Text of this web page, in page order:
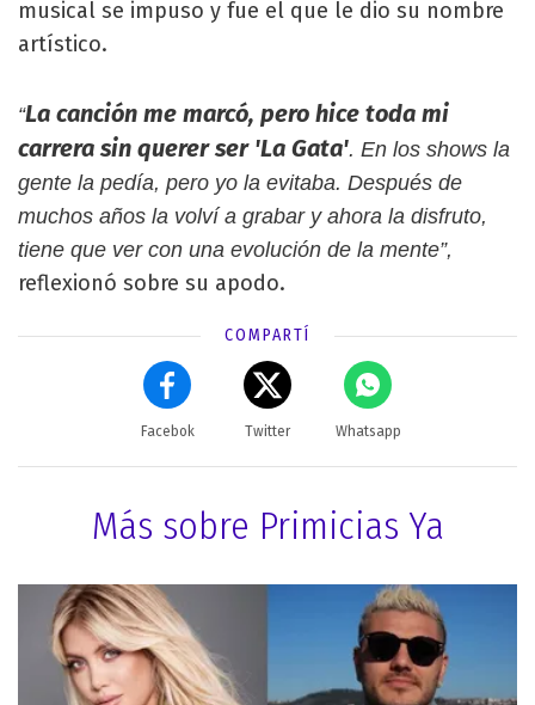
musical se impuso y fue el que le dio su nombre
artístico.
“La canción me marcó, pero hice toda mi
carrera sin querer ser 'La Gata'. En los shows la
gente la pedía, pero yo la evitaba. Después de
muchos años la volví a grabar y ahora la disfruto,
tiene que ver con una evolución de la mente”,
reflexionó sobre su apodo.
COMPARTÍ
Facebok Twitter Whatsapp
Más sobre Primicias Ya